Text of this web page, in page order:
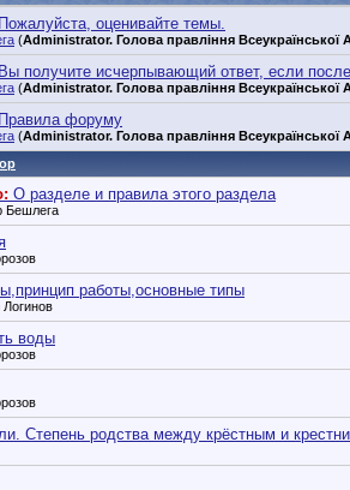
Пожалуйста, оценивайте темы.
(Administrator. Голова правління Всеукраїнської
Вы получите исчерпывающий ответ, если
(Administrator. Голова правління Всеукраїнської
Правила форуму
(Administrator. Голова правління Всеукраїнської
О разделе и правила этого раздела
Бешлега
работы,основные типы
воды
Степень родства между крёстным и